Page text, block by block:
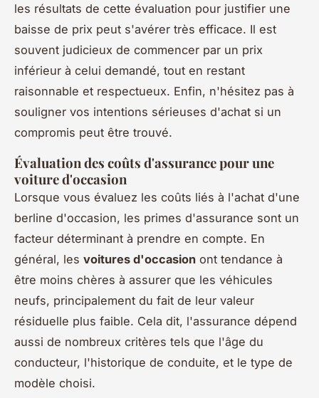
les résultats de cette évaluation pour justifier une
baisse de prix peut s'avérer très efficace. Il est
souvent judicieux de commencer par un prix
inférieur à celui demandé, tout en restant
raisonnable et respectueux. Enfin, n'hésitez pas à
souligner vos intentions sérieuses d'achat si un
compromis peut être trouvé.
Évaluation des coûts d'assurance pour une
voiture d'occasion
Lorsque vous évaluez les coûts liés à l'achat d'une
berline d'occasion, les primes d'assurance sont un
facteur déterminant à prendre en compte. En
général, les voitures d'occasion ont tendance à
être moins chères à assurer que les véhicules
neufs, principalement du fait de leur valeur
résiduelle plus faible. Cela dit, l'assurance dépend
aussi de nombreux critères tels que l'âge du
conducteur, l'historique de conduite, et le type de
modèle choisi.